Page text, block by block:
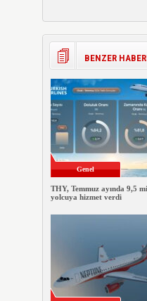
BENZER
Genel
THY, Temmuz ayında 9,5
yolcuya hizmet verdi